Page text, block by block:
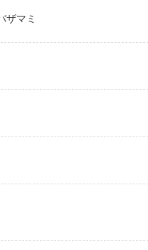
ザマミ